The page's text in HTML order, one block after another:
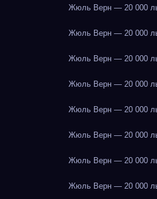
Жюль Верн — 20 000
Жюль Верн — 20 000
Жюль Верн — 20 000
Жюль Верн — 20 000
Жюль Верн — 20 000
Жюль Верн — 20 000
Жюль Верн — 20 000
Жюль Верн — 20 000